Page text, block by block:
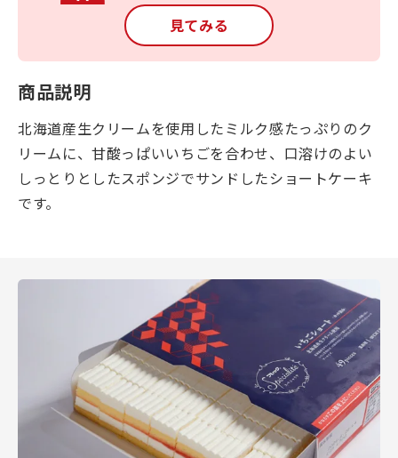
見てみる
商品説明
北海道産生クリームを使用したミルク感たっぷりのク
リームに、甘酸っぱいいちごを合わせ、口溶けのよい
しっとりとしたスポンジでサンドしたショートケーキ
です。